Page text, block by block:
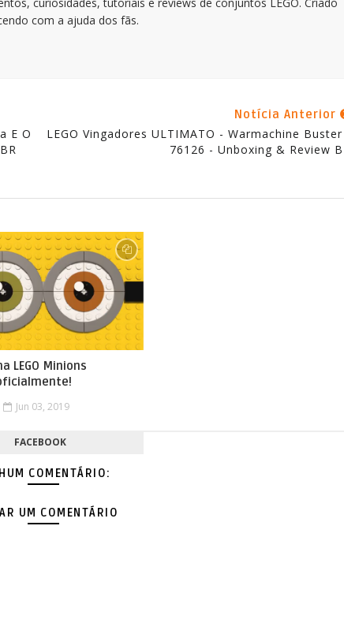
com a ajuda dos fãs.
E O
Notícia Anterior
LEGO Vingadores ULTIMATO - Warmachine
76126 - Unboxing & Review
LEGO Minions
Jun 03, 2019
FACEBOOK
COMENTÁRIO:
UM COMENTÁRIO